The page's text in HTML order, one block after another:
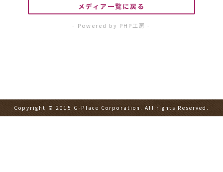
メディア一覧に戻る
- Powered by PHP工房 -
Copyright © 2015 G-Place Corporation. All rights Reserved.